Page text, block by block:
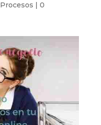
Procesos | 0